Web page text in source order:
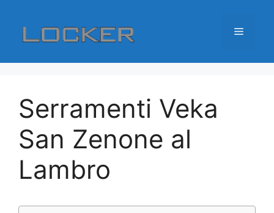
contenuto
Menu
Serramenti Veka
San Zenone al
Lambro